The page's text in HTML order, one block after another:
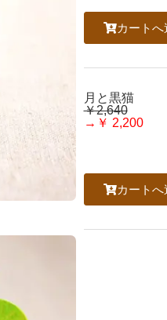
カートへ
月と黒猫
￥2,640
→￥ 2,200
カートへ